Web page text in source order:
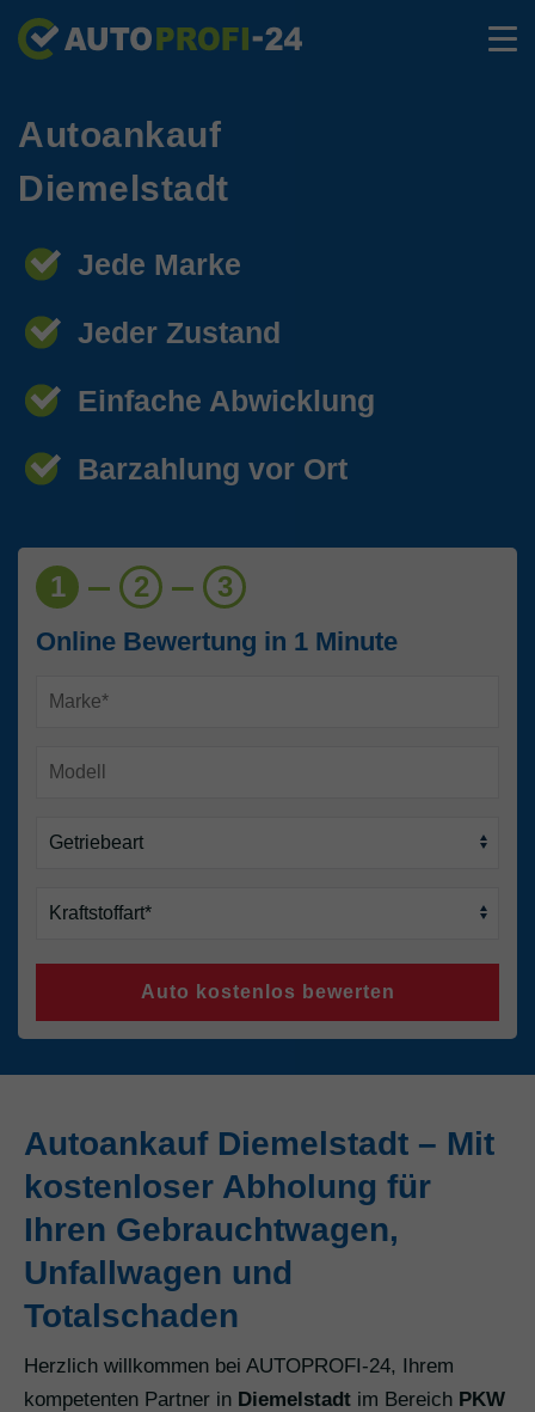
Autoankauf
Diemelstadt
Jede Marke
Jeder Zustand
Einfache Abwicklung
Barzahlung vor Ort
1 2 3
Online Bewertung in 1 Minute
Auto kostenlos bewerten
Autoankauf Diemelstadt – Mit
kostenloser Abholung für
Ihren Gebrauchtwagen,
Unfallwagen und
Totalschaden
Herzlich willkommen bei AUTOPROFI-24, Ihrem
kompetenten Partner in Diemelstadt im Bereich PKW